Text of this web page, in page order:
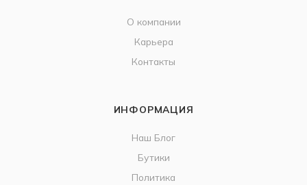
О компании
Карьера
Контакты
ИНФОРМАЦИЯ
Наш Блог
Бутики
Политика